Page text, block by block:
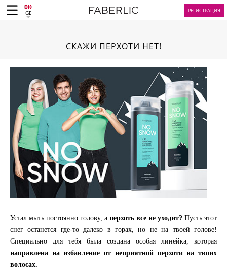
GE РЕГИСТРАЦИЯ
СКАЖИ ПЕРХОТИ НЕТ!
Устал мыть постоянно голову, а перхоть все не уходит? Пусть этот
снег останется где-то далеко в горах, но не на твоей голове!
Специально для тебя была создана особая линейка, которая
направлена на избавление от неприятной перхоти на твоих
волосах.